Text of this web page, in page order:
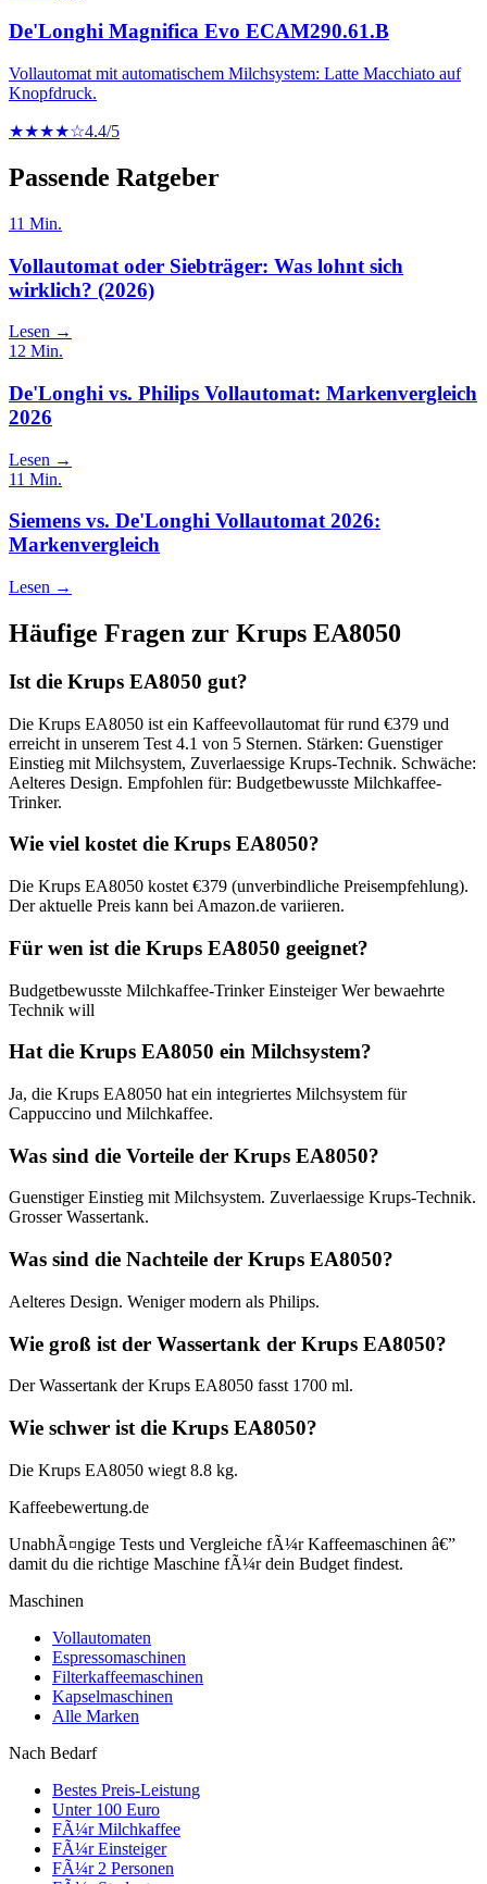
De'Longhi Magnifica Evo ECAM290.61.B
Vollautomat mit automatischem Milchsystem: Latte Macchiato auf
Knopfdruck.
★★★★☆4.4/5
Passende Ratgeber
11 Min.
Vollautomat oder Siebträger: Was lohnt sich
wirklich? (2026)
Lesen →
12 Min.
De'Longhi vs. Philips Vollautomat: Markenvergleich
2026
Lesen →
11 Min.
Siemens vs. De'Longhi Vollautomat 2026:
Markenvergleich
Lesen →
Häufige Fragen zur Krups EA8050
Ist die Krups EA8050 gut?
Die Krups EA8050 ist ein Kaffeevollautomat für rund €379 und
erreicht in unserem Test 4.1 von 5 Sternen. Stärken: Guenstiger
Einstieg mit Milchsystem, Zuverlaessige Krups-Technik. Schwäche:
Aelteres Design. Empfohlen für: Budgetbewusste Milchkaffee-
Trinker.
Wie viel kostet die Krups EA8050?
Die Krups EA8050 kostet €379 (unverbindliche Preisempfehlung).
Der aktuelle Preis kann bei Amazon.de variieren.
Für wen ist die Krups EA8050 geeignet?
Budgetbewusste Milchkaffee-Trinker Einsteiger Wer bewaehrte
Technik will
Hat die Krups EA8050 ein Milchsystem?
Ja, die Krups EA8050 hat ein integriertes Milchsystem für
Cappuccino und Milchkaffee.
Was sind die Vorteile der Krups EA8050?
Guenstiger Einstieg mit Milchsystem. Zuverlaessige Krups-Technik.
Grosser Wassertank.
Was sind die Nachteile der Krups EA8050?
Aelteres Design. Weniger modern als Philips.
Wie groß ist der Wassertank der Krups EA8050?
Der Wassertank der Krups EA8050 fasst 1700 ml.
Wie schwer ist die Krups EA8050?
Die Krups EA8050 wiegt 8.8 kg.
Kaffeebewertung.de
UnabhÃ¤ngige Tests und Vergleiche fÃ¼r Kaffeemaschinen â€”
damit du die richtige Maschine fÃ¼r dein Budget findest.
Maschinen
Vollautomaten
Espressomaschinen
Filterkaffeemaschinen
Kapselmaschinen
Alle Marken
Nach Bedarf
Bestes Preis-Leistung
Unter 100 Euro
FÃ¼r Milchkaffee
FÃ¼r Einsteiger
FÃ¼r 2 Personen